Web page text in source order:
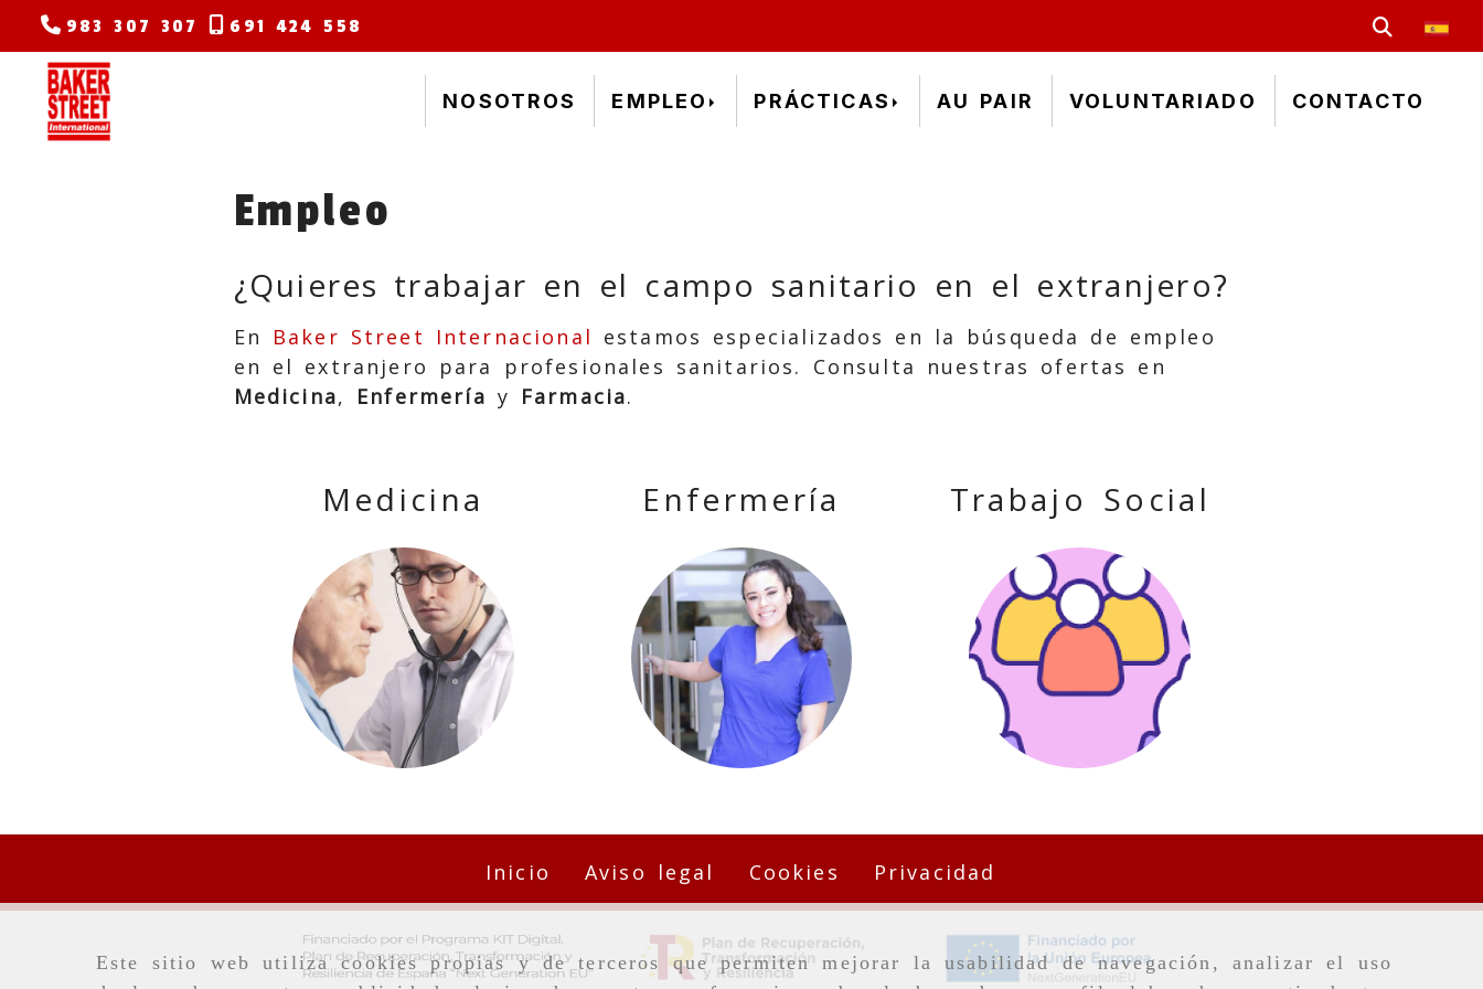
Este sitio web utiliza cookies propias y de terceros que permiten mejorar la usabilidad de navegación, analizar el uso
983 307 307 691 424 558
NOSOTROS EMPLEO PRÁCTICAS AU PAIR VOLUNTARIADO CONTACTO
Empleo
¿Quieres trabajar en el campo sanitario en el extranjero?
En Baker Street Internacional estamos especializados en la búsqueda de empleo
en el extranjero para profesionales sanitarios. Consulta nuestras ofertas en
Medicina, Enfermería y Farmacia.
Medicina Enfermería Trabajo Social
Inicio Aviso legal Cookies Privacidad